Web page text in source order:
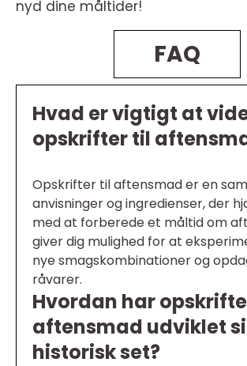
nyd dine måltider!
FAQ
Hvad er vigtigt at
opskrifter til
Opskrifter til aftensmad er en
anvisninger og ingredienser, der
med at forberede et måltid om
giver dig mulighed for at
nye smagskombinationer og
råvarer.
Hvordan har
aftensmad udviklet
historisk set?